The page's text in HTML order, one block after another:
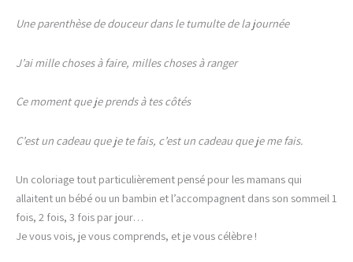
Une parenthèse de douceur dans le tumulte de la journée
J’ai mille choses à faire, milles choses à ranger
Ce moment que je prends à tes côtés
C’est un cadeau que je te fais, c’est un cadeau que je me fais.
Un coloriage tout particulièrement pensé pour les mamans qui
allaitent un bébé ou un bambin et l’accompagnent dans son sommeil 1
fois, 2 fois, 3 fois par jour…
Je vous vois, je vous comprends, et je vous célèbre !